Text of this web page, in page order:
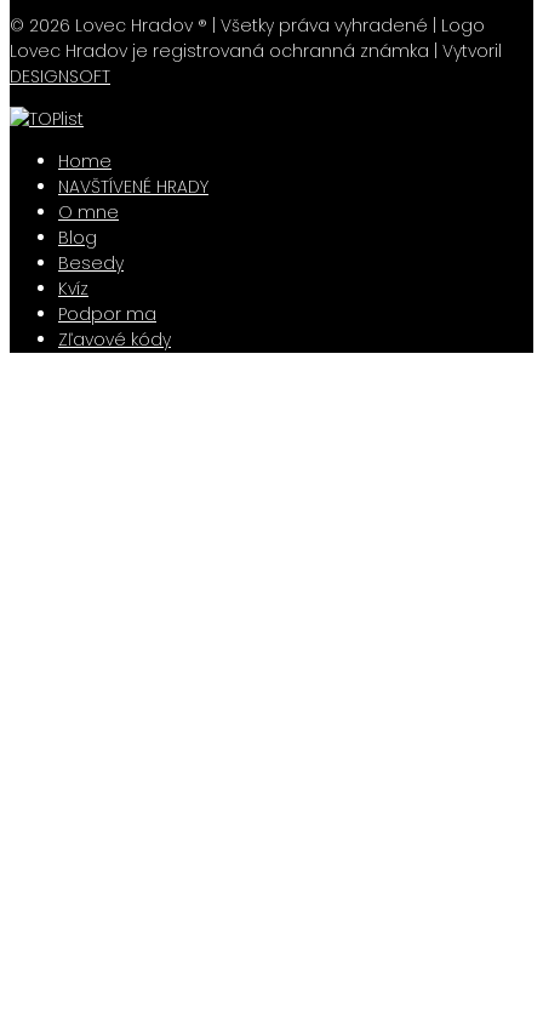
© 2026 Lovec Hradov ® | Všetky práva vyhradené | Logo
Lovec Hradov je registrovaná ochranná známka | Vytvoril
DESIGNSOFT
Home
NAVŠTÍVENÉ HRADY
O mne
Blog
Besedy
Kvíz
Podpor ma
Zľavové kódy